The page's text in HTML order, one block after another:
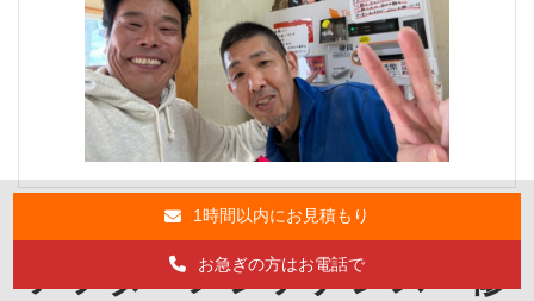
1時間以内にお見積もり
お急ぎの方はお電話で
アフターメンテナンス・修